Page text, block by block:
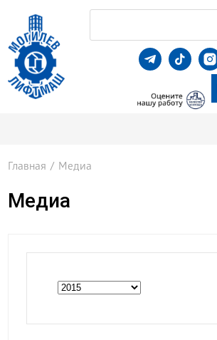
Главная / Медиа
Медиа